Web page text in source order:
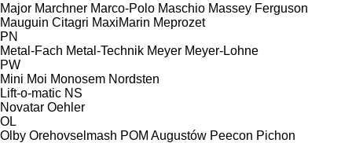
Major Marchner Marco-Polo Maschio Massey Ferguson
Mauguin Citagri MaxiMarin Meprozet
PN
Metal-Fach Metal-Technik Meyer Meyer-Lohne
PW
Mini Moi Monosem Nordsten
Lift-o-matic NS
Novatar Oehler
OL
Olby Orehovselmash POM Augustów Peecon Pichon